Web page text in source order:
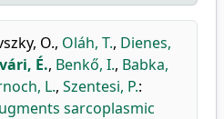
O., Oláh, T., Dienes,
É., Benkő, I., Babka,
L., Szentesi, P.:
sarcoplasmic